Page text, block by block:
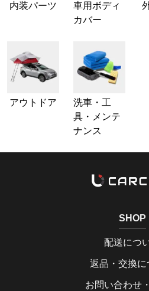
内装パーツ
車用ボディ
カバー
アウトドア
洗車・工
具・メンテ
ナンス
SHOP
配送につ
返品・交換に
お問い合わせ